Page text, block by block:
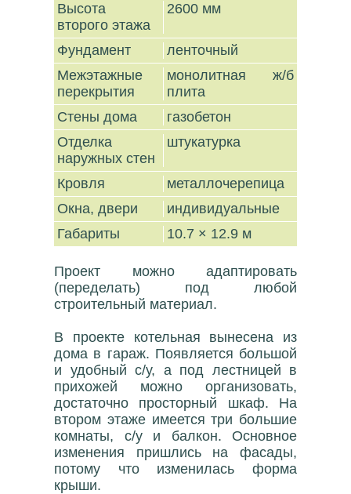
Высота
второго этажа
2600 мм
Фундамент
ленточный
Межэтажные
перекрытия
монолитная ж/б
плита
Стены дома
газобетон
Отделка
наружных стен
штукатурка
Кровля
металлочерепица
Окна, двери
индивидуальные
Габариты
10.7 × 12.9 м
Проект можно адаптировать
(переделать) под любой
строительный материал.
В проекте котельная вынесена из
дома в гараж. Появляется большой
и удобный с/у, а под лестницей в
прихожей можно организовать,
достаточно просторный шкаф. На
втором этаже имеется три большие
комнаты, с/у и балкон. Основное
изменения пришлись на фасады,
потому что изменилась форма
крыши.